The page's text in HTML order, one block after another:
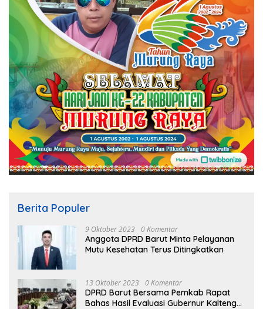
Berita Populer
9 Oktober 2023 0 Komentar
Anggota DPRD Barut Minta Pelayanan
Mutu Kesehatan Terus Ditingkatkan
13 Oktober 2023 0 Komentar
DPRD Barut Bersama Pemkab Rapat
Bahas Hasil Evaluasi Gubernur Kalteng